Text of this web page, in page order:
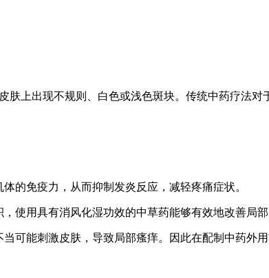
肤上出现不规则、白色或浅色斑块。传统中药疗法
的免疫力，从而抑制发炎反应，减轻疼痛症状。
使用具有消风化湿功效的中草药能够有效地改善局
可能刺激皮肤，导致局部瘙痒。因此在配制中药外